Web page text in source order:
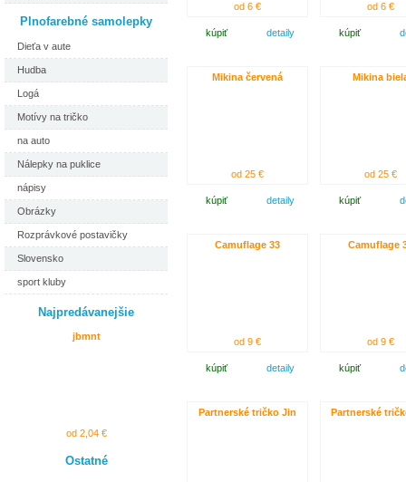
Plnofarebné samolepky
Dieťa v aute
Hudba
Logá
Motívy na tričko
na auto
Nálepky na puklice
nápisy
Obrázky
Rozprávkové postavičky
Slovensko
sport kluby
Najpredávanejšie
jbmnt
od 2,04 €
Ostatné
od 6 €
kúpiť detaily
od 6 €
kúpiť
Mikina červená
od 25 €
kúpiť detaily
Mikina
od 25 €
kúpiť
Camuflage 33
od 9 €
kúpiť detaily
Camuflage
od 9 €
kúpiť
Partnerské tričko Jin Partnerské